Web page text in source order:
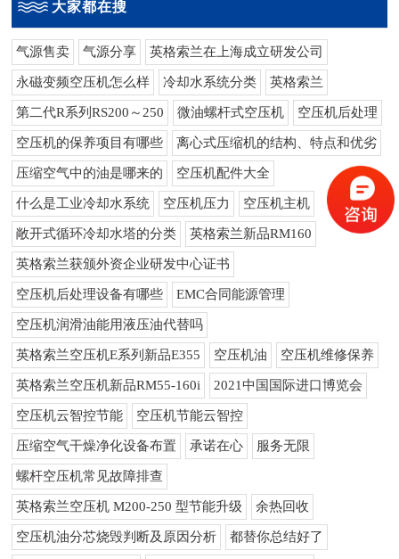
大家都在搜
气源售卖 气源分享 英格索兰在上海成立研发公司
永磁变频空压机怎么样 冷却水系统分类 英格索兰
第二代R系列RS200～250 微油螺杆式空压机 空压机后处理
空压机的保养项目有哪些 离心式压缩机的结构、特点和优劣
压缩空气中的油是哪来的 空压机配件大全
什么是工业冷却水系统 空压机压力 空压机主机
敞开式循环冷却水塔的分类 英格索兰新品RM160
英格索兰获颁外资企业研发中心证书
空压机后处理设备有哪些 EMC合同能源管理
空压机润滑油能用液压油代替吗
英格索兰空压机E系列新品E355 空压机油 空压机维修保养
英格索兰空压机新品RM55-160i 2021中国国际进口博览会
空压机云智控节能 空压机节能云智控
压缩空气干燥净化设备布置 承诺在心 服务无限
螺杆空压机常见故障排查
英格索兰空压机 M200-250 型节能升级 余热回收
空压机油分芯烧毁判断及原因分析 都替你总结好了